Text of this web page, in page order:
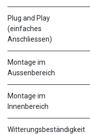
Plug and Play
(einfaches
Anschliessen)
Montage im
Aussenbereich
Montage im
Innenbereich
Witterungsbeständigkeit